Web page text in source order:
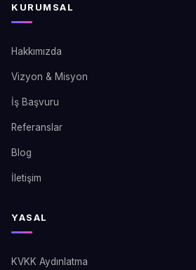
KURUMSAL
Hakkımızda
Vizyon & Misyon
İş Başvuru
Referanslar
Blog
İletişim
YASAL
KVKK Aydınlatma